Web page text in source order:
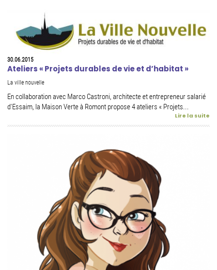
30.06.2015
Ateliers « Projets durables de vie et d’habitat »
La ville nouvelle
En collaboration avec Marco Castroni, architecte et entrepreneur salarié
d'Essaim, la Maison Verte à Romont propose 4 ateliers « Projets...
Lire la suite